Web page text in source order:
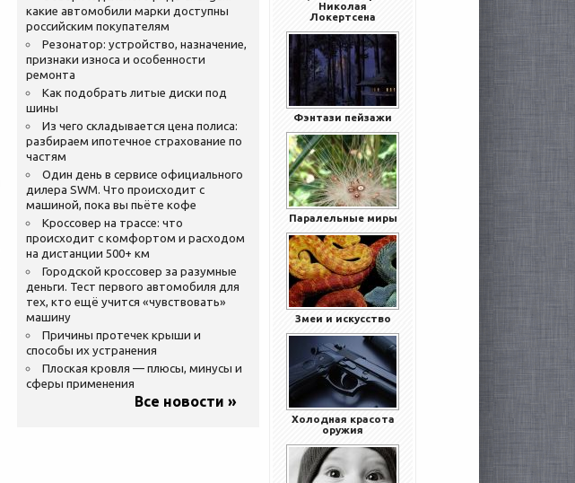
какие автомобили марки доступны
российским покупателям
Резонатор: устройство, назначение,
признаки износа и особенности
ремонта
Как подобрать литые диски под
шины
Из чего складывается цена полиса:
разбираем ипотечное страхование по
частям
Один день в сервисе официального
дилера SWM. Что происходит с
машиной, пока вы пьёте кофе
Кроссовер на трассе: что
происходит с комфортом и расходом
на дистанции 500+ км
Городской кроссовер за разумные
деньги. Тест первого автомобиля для
тех, кто ещё учится «чувствовать»
машину
Причины протечек крыши и
способы их устранения
Плоская кровля — плюсы, минусы и
сферы применения
Все новости »
Николая
Локертсена
Фэнтази пейзажи
Паралельные миры
Змеи и искусство
Холодная красота
оружия